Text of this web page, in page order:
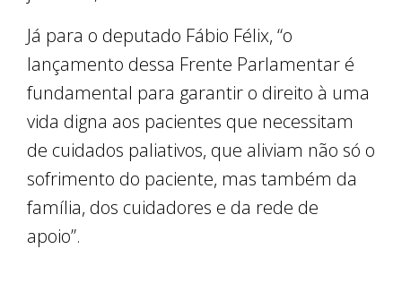
Já para o deputado Fábio Félix, “o
lançamento dessa Frente Parlamentar é
fundamental para garantir o direito à uma
vida digna aos pacientes que necessitam
de cuidados paliativos, que aliviam não só o
sofrimento do paciente, mas também da
família, dos cuidadores e da rede de
apoio”.